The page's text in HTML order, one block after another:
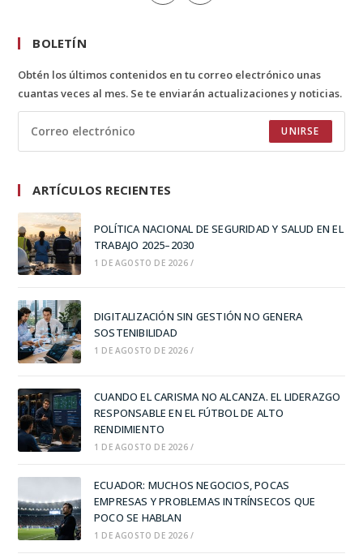
BOLETÍN
Obtén los últimos contenidos en tu correo electrónico unas
cuantas veces al mes. Se te enviarán actualizaciones y noticias.
UNIRSE
ARTÍCULOS RECIENTES
POLÍTICA NACIONAL DE SEGURIDAD Y SALUD EN EL
TRABAJO 2025–2030
1 DE AGOSTO DE 2026 /
DIGITALIZACIÓN SIN GESTIÓN NO GENERA
SOSTENIBILIDAD
1 DE AGOSTO DE 2026 /
CUANDO EL CARISMA NO ALCANZA. EL LIDERAZGO
RESPONSABLE EN EL FÚTBOL DE ALTO
RENDIMIENTO
1 DE AGOSTO DE 2026 /
ECUADOR: MUCHOS NEGOCIOS, POCAS
EMPRESAS Y PROBLEMAS INTRÍNSECOS QUE
POCO SE HABLAN
1 DE AGOSTO DE 2026 /